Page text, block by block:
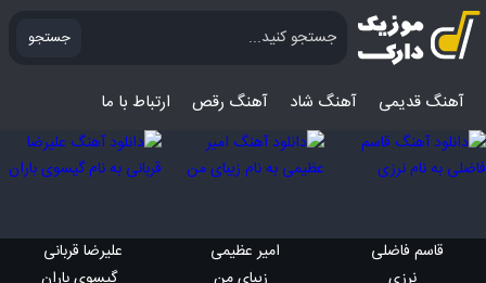
جستجو
آهنگ قدیمی آهنگ‌ شاد آهنگ رقص ارتباط با ما
قاسم فاضلی
امیر عظیمی
علیرضا قربانی